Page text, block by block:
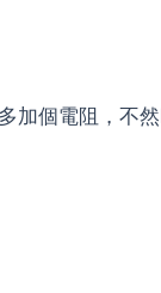
加個電阻，不